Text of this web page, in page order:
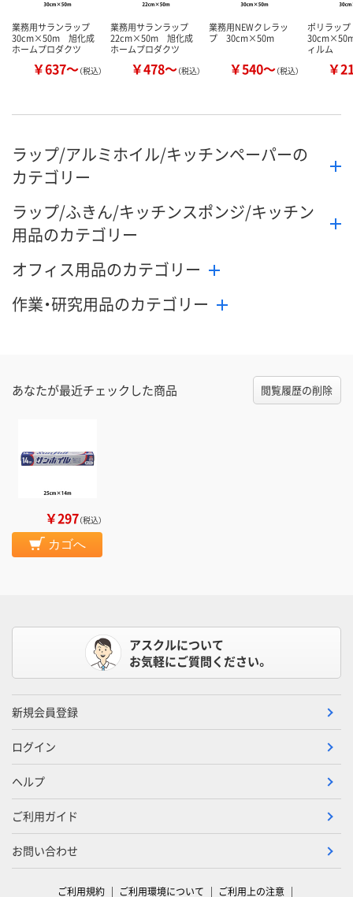
業務用サランラップ
30cm×50m 旭化成
ホームプロダクツ
￥637～（税込）
業務用サランラップ
22cm×50m 旭化成
ホームプロダクツ
￥478～（税込）
業務用NEWクレラッ
プ 30cm×50m
￥540～（税込）
ポリラッ
ィルム
￥
ラップ/アルミホイル/キッチンペーパーの
カテゴリー
ラップ/ふきん/キッチンスポンジ/キッチン
用品のカテゴリー
オフィス用品のカテゴリー
作業・研究用品のカテゴリー
あなたが最近チェックした商品 閲覧履歴の削除
￥297（税込）
カゴへ
アスクルについて
お気軽にご質問ください。
新規会員登録
ログイン
ヘルプ
ご利用ガイド
お問い合わせ
ご利用規約 ご利用環境について ご利用上の注意